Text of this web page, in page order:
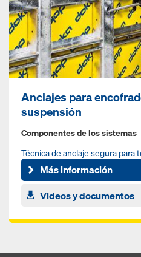
Anclajes para
suspensión
Componentes de los sistemas
Técnica de anclaje segura para
encofrado
Más información
Videos y documentos